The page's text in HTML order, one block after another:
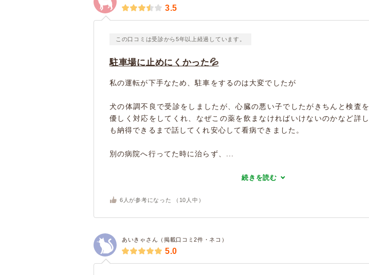
3.5
この口コミは受診から5年以上経過しています。
駐車場に止めにくかった💦
私の運転が下手なため、駐車をするのは大変でしたが
犬の体調不良で受診をしましたが、心臓の悪い子でしたがきちんと検査
優しく対応をしてくれ、なぜこの薬を飲まなければいけないのかなど詳
も納得できるまで話してくれ安心して看病できました。
別の病院へ行ってた時に治らず、...
続きを読む
6 人が参考になった （ 10 人中）
あいきゃさん（掲載口コミ2件・ネコ）
5.0